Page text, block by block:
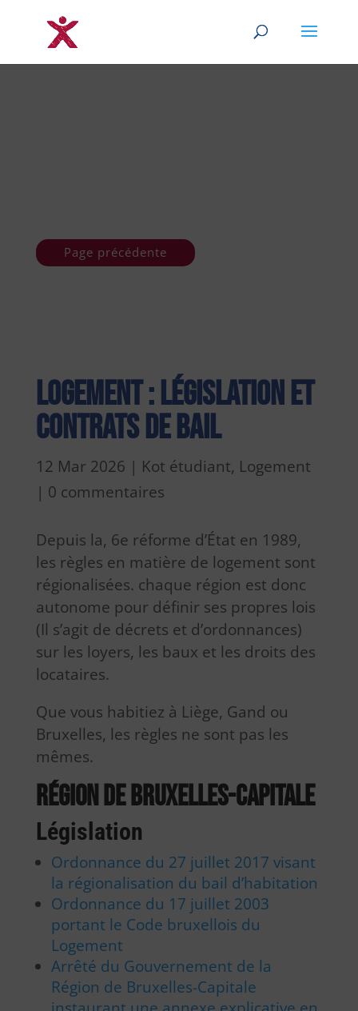
Page précédente
Logement : législation et
contrats de bail
12 Mar 2026 | Kot étudiant, Logement
| 0 commentaires
Depuis la, 6e réforme d’État en 1989,
les règles en matière de logement sont
régionalisées. chaque région est donc
autonome pour définir ses propres lois
(Il s’agit de décrets et d’ordonnances)
sur les loyers, les baux et les droits des
locataires.
Que vous habitiez à Liège, Gand ou
Bruxelles, les règles ne sont pas les
mêmes.
Région de Bruxelles-Capitale
Législation
Ordonnance du 27 juillet 2017 visant
la régionalisation du bail d’habitation
Ordonnance du 17 juillet 2003
portant le Code bruxellois du
Logement
Arrêté du Gouvernement de la
Région de Bruxelles-Capitale